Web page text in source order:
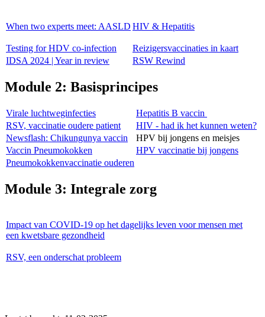
When two experts meet: AASLD HIV & Hepatitis
Testing for HDV co-infection
Reizigersvaccinaties in kaart
IDSA 2024 | Year in review
RSW Rewind
Module 2: Basisprincipes
Virale luchtweginfecties
Hepatitis B vaccin
RSV, vaccinatie oudere patient
HIV - had ik het kunnen weten?
Newsflash: Chikungunya vaccin
HPV bij jongens en meisjes
Vaccin Pneumokokken
HPV vaccinatie bij jongens
Pneumokokkenvaccinatie ouderen
Module 3: Integrale zorg
Impact van COVID-19 op het dagelijks leven voor mensen met
een kwetsbare gezondheid
RSV, een onderschat probleem